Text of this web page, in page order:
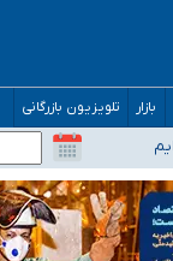
بازار تلویزیون بازرگانی